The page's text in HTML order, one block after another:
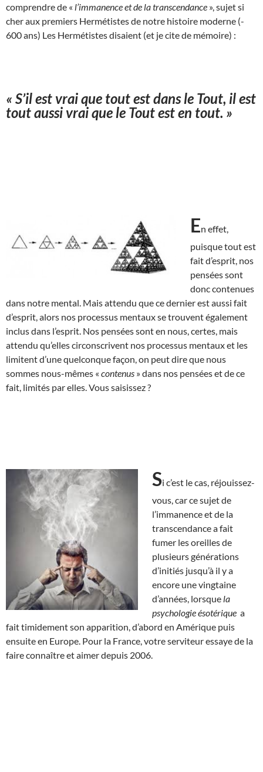
comprendre de « l’immanence et de la transcendance », sujet si
cher aux premiers Hermétistes de notre histoire moderne (-
600 ans) Les Hermétistes disaient (et je cite de mémoire) :
« S’il est vrai que tout est dans le Tout, il est
tout aussi vrai que le Tout est en tout. »
En effet,
puisque tout est
fait d’esprit, nos
pensées sont
donc contenues
dans notre mental. Mais attendu que ce dernier est aussi fait
d’esprit, alors nos processus mentaux se trouvent également
inclus dans l’esprit. Nos pensées sont en nous, certes, mais
attendu qu’elles circonscrivent nos processus mentaux et les
limitent d’une quelconque façon, on peut dire que nous
sommes nous-mêmes « contenus » dans nos pensées et de ce
fait, limités par elles. Vous saisissez ?
Si c’est le cas, réjouissez-
vous, car ce sujet de
l’immanence et de la
transcendance a fait
fumer les oreilles de
plusieurs générations
d’initiés jusqu’à il y a
encore une vingtaine
d’années, lorsque la
psychologie ésotérique a
fait timidement son apparition, d’abord en Amérique puis
ensuite en Europe. Pour la France, votre serviteur essaye de la
faire connaître et aimer depuis 2006.